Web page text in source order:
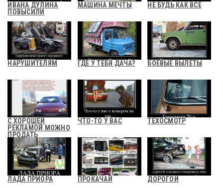
ИВАНА ДУЛИНА
ПОВЫСИЛИ
МАШИНА МЕЧТЫ НЕ БУДЬ КАК ВСЕ
НАРУШИТЕЛЯМ ГДЕ У ТЕБЯ ДАЧА? БОЕВЫЕ ВЫЛЕТЫ
С ХОРОШЕЙ
РЕКЛАМОЙ МОЖНО
ПРОДАТЬ
ЧТО-ТО У ВАС ТЕХОСМОТР
ЛАДА ПРИОРА ПРОКАЧАЙ ДОРОГОЙ